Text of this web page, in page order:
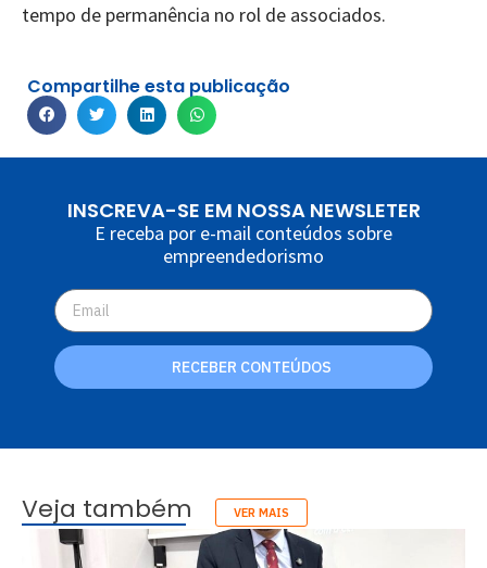
tempo de permanência no rol de associados.
Compartilhe esta publicação
INSCREVA-SE EM NOSSA NEWSLETER
E receba por e-mail conteúdos sobre
empreendedorismo
RECEBER CONTEÚDOS
Veja também VER MAIS